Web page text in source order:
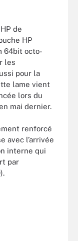
de
HP
64bit octo-
les
pour la
lame vient
lors du
mai dernier.
renforcé
avec l’arrivée
interne qui
par